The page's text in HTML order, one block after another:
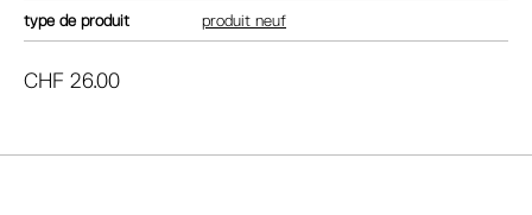
type de produit produit neuf
CHF 26.00